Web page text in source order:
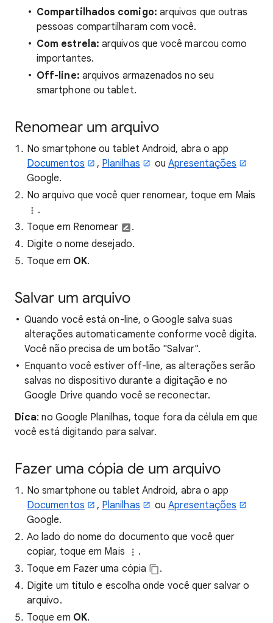
Compartilhados comigo: arquivos que outras
pessoas compartilharam com você.
Com estrela: arquivos que você marcou como
importantes.
Off-line: arquivos armazenados no seu
smartphone ou tablet.
Renomear um arquivo
No smartphone ou tablet Android, abra o app
Documentos
, Planilhas ouApresentações
Google.
No arquivo que você quer renomear, toque em Mais
.
Toque em Renomear
.
Digite o nome desejado.
Toque em OK.
Salvar um arquivo
Quando você está on-line, o Google salva suas
alterações automaticamente conforme você digita.
Você não precisa de um botão "Salvar".
Enquanto você estiver off-line, as alterações serão
salvas no dispositivo durante a digitação e no
Google Drive quando você se reconectar.
Dica: no Google Planilhas, toque fora da célula em que
você está digitando para salvar.
Fazer uma cópia de um arquivo
No smartphone ou tablet Android, abra o app
Documentos
, Planilhas ouApresentações
Google.
Ao lado do nome do documento que você quer
copiar, toque em Mais
.
Toque em Fazer uma cópia
.
Digite um título e escolha onde você quer salvar o
arquivo.
Toque em OK.